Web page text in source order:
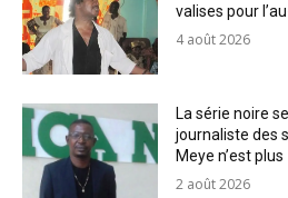
valises pour
4 août 2026
La série noire
journaliste des
Meye n’est plus
2 août 2026